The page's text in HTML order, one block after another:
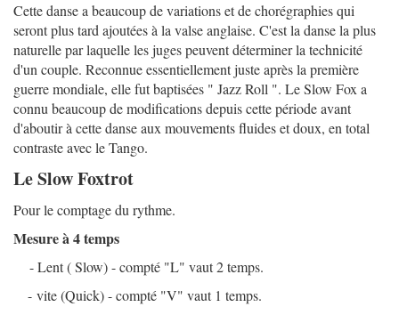
Cette danse a beaucoup de variations et de chorégraphies qui
seront plus tard ajoutées à la valse anglaise. C'est la danse la plus
naturelle par laquelle les juges peuvent déterminer la technicité
d'un couple. Reconnue essentiellement juste après la première
guerre mondiale, elle fut baptisées " Jazz Roll ". Le Slow Fox a
connu beaucoup de modifications depuis cette période avant
d'aboutir à cette danse aux mouvements fluides et doux, en total
contraste avec le Tango.
Le Slow Foxtrot
Pour le comptage du rythme.
Mesure à 4 temps
- Lent ( Slow) - compté "L" vaut 2 temps.
- vite (Quick) - compté "V" vaut 1 temps.